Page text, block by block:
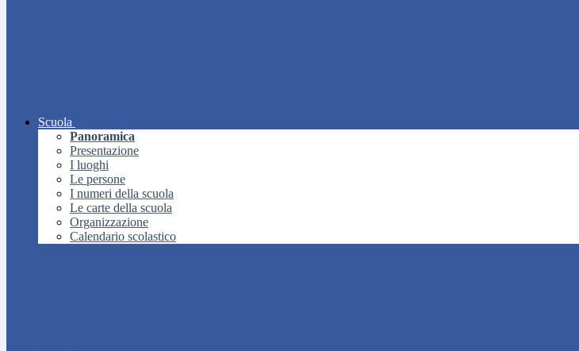
Scuola
Panoramica
Presentazione
I luoghi
Le persone
I numeri della scuola
Le carte della scuola
Organizzazione
Calendario scolastico